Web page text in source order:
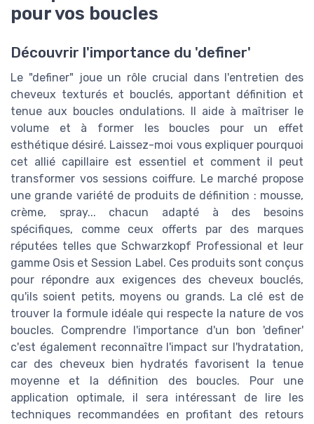
pour vos boucles
Découvrir l'importance du 'definer'
Le "definer" joue un rôle crucial dans l'entretien des
cheveux texturés et bouclés, apportant définition et
tenue aux boucles ondulations. Il aide à maîtriser le
volume et à former les boucles pour un effet
esthétique désiré. Laissez-moi vous expliquer pourquoi
cet allié capillaire est essentiel et comment il peut
transformer vos sessions coiffure. Le marché propose
une grande variété de produits de définition : mousse,
crème, spray... chacun adapté à des besoins
spécifiques, comme ceux offerts par des marques
réputées telles que Schwarzkopf Professional et leur
gamme Osis et Session Label. Ces produits sont conçus
pour répondre aux exigences des cheveux bouclés,
qu'ils soient petits, moyens ou grands. La clé est de
trouver la formule idéale qui respecte la nature de vos
boucles. Comprendre l'importance d'un bon 'definer'
c'est également reconnaître l'impact sur l'hydratation,
car des cheveux bien hydratés favorisent la tenue
moyenne et la définition des boucles. Pour une
application optimale, il sera intéressant de lire les
techniques recommandées en profitant des retours